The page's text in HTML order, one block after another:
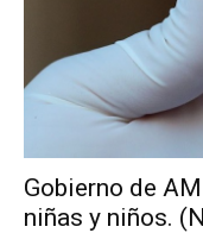
Gobierno de
niñas y niños.